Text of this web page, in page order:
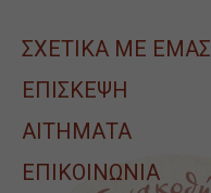
ΣΧΕΤΙΚΑ ΜΕ ΕΜΑΣ
ΕΠΙΣΚΕΨΗ
ΑΙΤΉΜΑΤΑ
ΕΠΙΚΟΙΝΩΝΙΑ